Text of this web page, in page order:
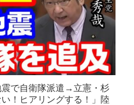
震で自衛隊派遣→立憲・杉
！ヒアリングする！」陸